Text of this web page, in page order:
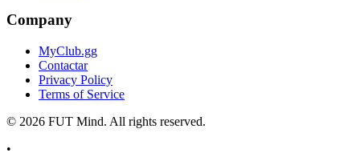
Company
MyClub.gg
Contactar
Privacy Policy
Terms of Service
© 2026 FUT Mind. All rights reserved.
•